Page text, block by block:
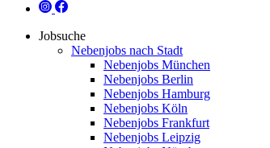
Jobsuche
Nebenjobs nach Stadt
Nebenjobs München
Nebenjobs Berlin
Nebenjobs Hamburg
Nebenjobs Köln
Nebenjobs Frankfurt
Nebenjobs Leipzig